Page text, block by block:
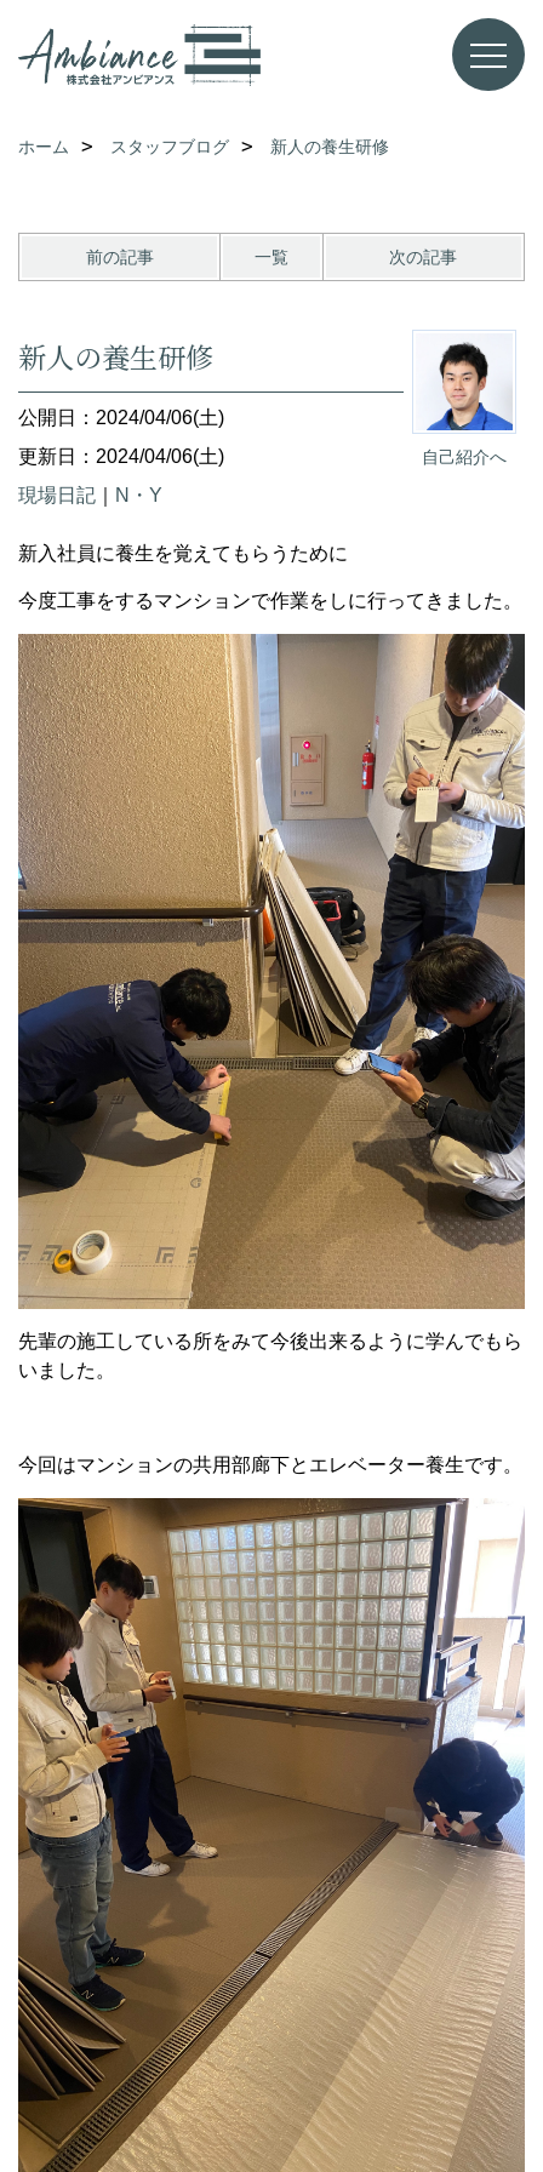
ホーム スタッフブログ 新人の養生研修
前の記事 一覧 次の記事
自己紹介へ
新人の養生研修
公開日：2024/04/06(土)
更新日：2024/04/06(土)
現場日記
N・Y
新入社員に養生を覚えてもらうために
今度工事をするマンションで作業をしに行ってきました。
先輩の施工している所をみて今後出来るように学んでもら
いました。
今回はマンションの共用部廊下とエレベーター養生です。